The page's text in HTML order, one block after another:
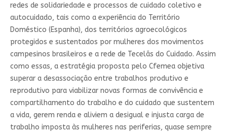
redes de solidariedade e processos de cuidado coletivo e
autocuidado, tais como a experiência do Território
Doméstico (Espanha), dos territórios agroecológicos
protegidos e sustentados por mulheres dos movimentos
campesinos brasileiros e a rede de Tecelãs do Cuidado. Assim
como essas, a estratégia proposta pelo Cfemea objetiva
superar a desassociação entre trabalhos produtivo e
reprodutivo para viabilizar novas formas de convivência e
compartilhamento do trabalho e do cuidado que sustentem
a vida, gerem renda e aliviem a desigual e injusta carga de
trabalho imposta às mulheres nas periferias, quase sempre